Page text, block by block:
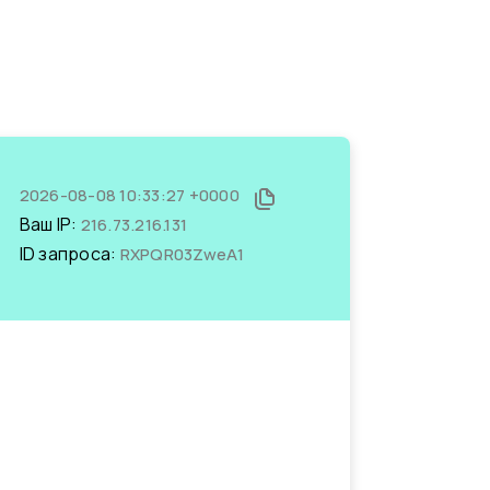
2026-08-08 10:33:27 +0000
Ваш IP: 216.73.216.131
ID запроса: RXPQR03ZweA1